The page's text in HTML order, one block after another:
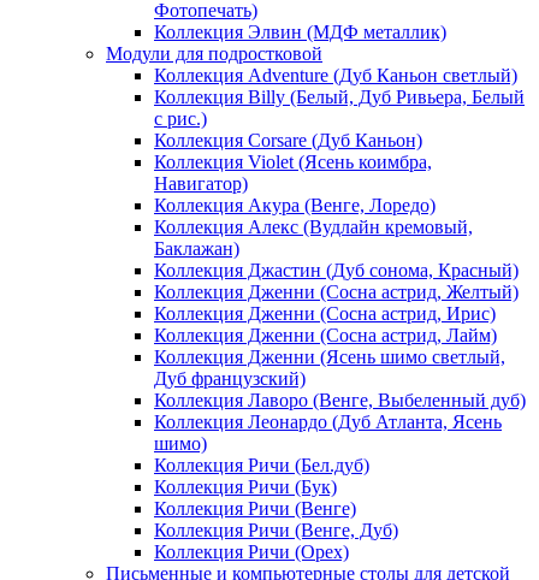
Фотопечать)
Коллекция Элвин (МДФ металлик)
Модули для подростковой
Коллекция Adventure (Дуб Каньон светлый)
Коллекция Billy (Белый, Дуб Ривьера, Белый
с рис.)
Коллекция Corsare (Дуб Каньон)
Коллекция Violet (Ясень коимбра,
Навигатор)
Коллекция Акура (Венге, Лоредо)
Коллекция Алекс (Вудлайн кремовый,
Баклажан)
Коллекция Джастин (Дуб сонома, Красный)
Коллекция Дженни (Cосна астрид, Желтый)
Коллекция Дженни (Cосна астрид, Ирис)
Коллекция Дженни (Cосна астрид, Лайм)
Коллекция Дженни (Ясень шимо светлый,
Дуб французский)
Коллекция Лаворо (Венге, Выбеленный дуб)
Коллекция Леонардо (Дуб Атланта, Ясень
шимо)
Коллекция Ричи (Бел.дуб)
Коллекция Ричи (Бук)
Коллекция Ричи (Венге)
Коллекция Ричи (Венге, Дуб)
Коллекция Ричи (Орех)
Письменные и компьютерные столы для детской